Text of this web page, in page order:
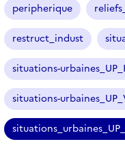
peripherique
restruct_indust
situations-
situations-
(